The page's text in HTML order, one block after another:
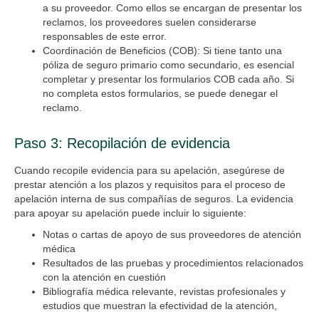
a su proveedor. Como ellos se encargan de presentar los
reclamos, los proveedores suelen considerarse
responsables de este error.
Coordinación de Beneficios (COB): Si tiene tanto una
póliza de seguro primario como secundario, es esencial
completar y presentar los formularios COB cada año. Si
no completa estos formularios, se puede denegar el
reclamo.
Paso 3: Recopilación de evidencia
Cuando recopile evidencia para su apelación, asegúrese de
prestar atención a los plazos y requisitos para el proceso de
apelación interna de sus compañías de seguros. La evidencia
para apoyar su apelación puede incluir lo siguiente:
Notas o cartas de apoyo de sus proveedores de atención
médica
Resultados de las pruebas y procedimientos relacionados
con la atención en cuestión
Bibliografía médica relevante, revistas profesionales y
estudios que muestran la efectividad de la atención,